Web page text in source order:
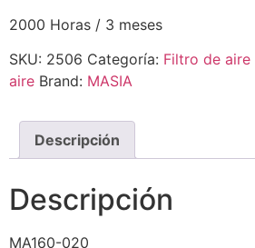
2000 Horas / 3 meses
SKU: 2506 Categoría: Filtro de aire
aire Brand: MASIA
Descripción
Descripción
MA160-020